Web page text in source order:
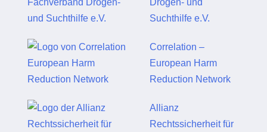
Suchthilfe e.V.
Correlation –
European Harm
Reduction Network
Allianz
Rechtssicherheit für